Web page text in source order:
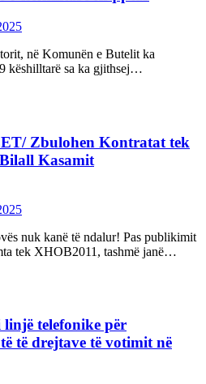
në Komunën e Butelit ka
këshilltarë sa ka gjithsej…
Zbulohen Kontratat tek
Kasamit
nuk kanë të ndalur! Pas publikimit
tek XHOB2011, tashmë janë…
telefonike për
të drejtave të votimit në